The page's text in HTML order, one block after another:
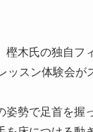
樫木氏の独自フ
ッスン体験会が
勢で足首を握